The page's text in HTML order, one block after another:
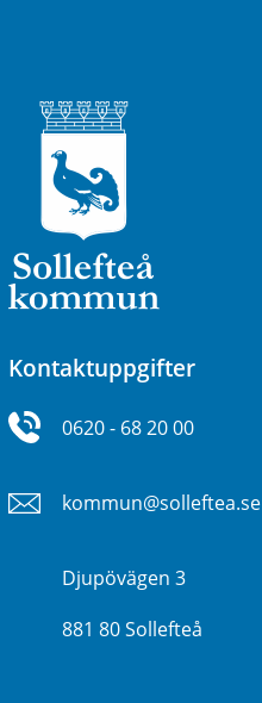
Kontaktuppgifter
0620 - 68 20 00
kommun@solleftea.se
Djupövägen 3
881 80 Sollefteå